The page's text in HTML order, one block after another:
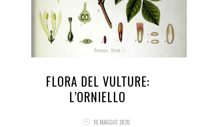
FLORA DEL VULTURE:
L’ORNIELLO
10 MAGGIO 2020